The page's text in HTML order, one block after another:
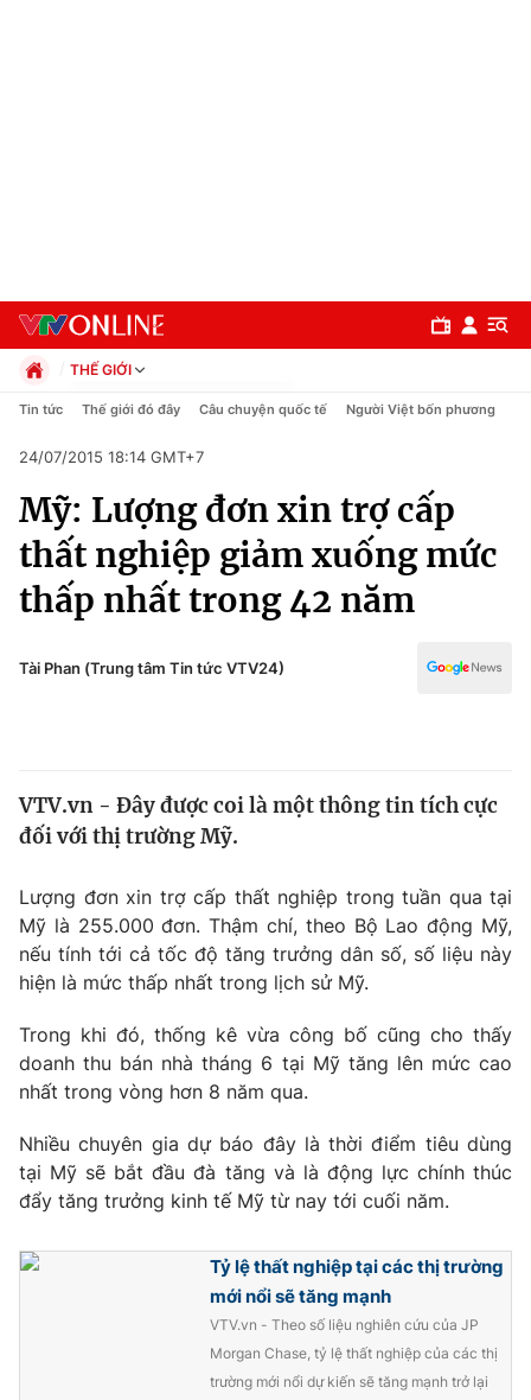
Chuyên mục
Chính trị
Xã hội
Pháp luật
Thế giới
Thế giới đó đây
Câu chuyện quốc tế
Tài chính
Thị trường
Góc doanh nghiệp
Dữ liệu và đời sống
Truyền hình
Phim VTV
Nhân vật
Khán giả
Giải sao mai
Giải trí
Điện ảnh
Âm nhạc
Đời sống
Du lịch
Làm đẹp
Chất lượng cuộc sống
Tuyển sinh
Hitech Công nghệ tương lai
Giao lưu trực tuyến
THẾ GIỚI
Chính trị
Pháp luật
Kinh tế
Thể thao
Truyền hình
Văn hóa - Giải trí
Y tế
Công nghệ
Tin tức Thế giới đó đây Câu chuyện quốc tế Người Việt bốn phương
24/07/2015 18:14 GMT+7
Mỹ: Lượng đơn xin trợ cấp
thất nghiệp giảm xuống mức
thấp nhất trong 42 năm
Tài Phan (Trung tâm Tin tức VTV24)
VTV.vn - Đây được coi là một thông tin tích cực
đối với thị trường Mỹ.
Lượng đơn xin trợ cấp thất nghiệp trong tuần qua tại
Mỹ là 255.000 đơn. Thậm chí, theo Bộ Lao động Mỹ,
nếu tính tới cả tốc độ tăng trưởng dân số, số liệu này
hiện là mức thấp nhất trong lịch sử Mỹ.
Trong khi đó, thống kê vừa công bố cũng cho thấy
doanh thu bán nhà tháng 6 tại Mỹ tăng lên mức cao
nhất trong vòng hơn 8 năm qua.
Nhiều chuyên gia dự báo đây là thời điểm tiêu dùng
tại Mỹ sẽ bắt đầu đà tăng và là động lực chính thúc
đẩy tăng trưởng kinh tế Mỹ từ nay tới cuối năm.
Tỷ lệ thất nghiệp tại các thị trường
mới nổi sẽ tăng mạnh
VTV.vn - Theo số liệu nghiên cứu của JP
Morgan Chase, tỷ lệ thất nghiệp của các thị
trường mới nổi dự kiến sẽ tăng mạnh trở lại